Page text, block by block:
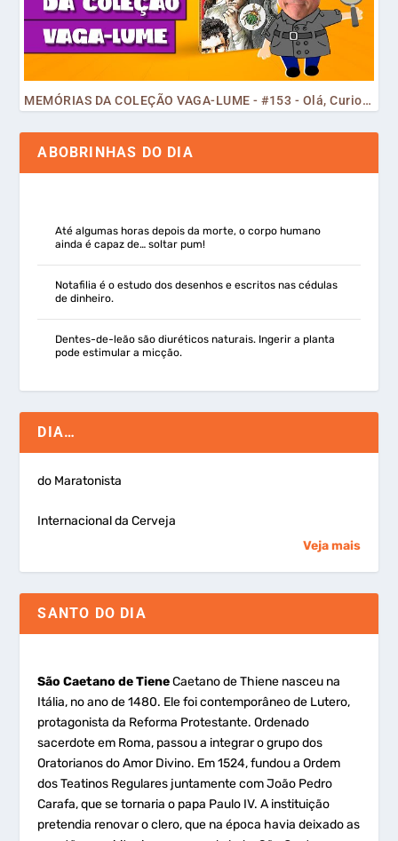
MEMÓRIAS DA COLEÇÃO VAGA-LUME - #153 - Olá, Curiosos! 2023
ABOBRINHAS DO DIA
Até algumas horas depois da morte, o corpo humano
ainda é capaz de… soltar pum!
Notafilia é o estudo dos desenhos e escritos nas cédulas
de dinheiro.
Dentes-de-leão são diuréticos naturais. Ingerir a planta
pode estimular a micção.
DIA…
do Maratonista
Internacional da Cerveja
Veja mais
SANTO DO DIA
São Caetano de TieneCaetano de Thiene nasceu na
Itália, no ano de 1480. Ele foi contemporâneo de Lutero,
protagonista da Reforma Protestante. Ordenado
sacerdote em Roma, passou a integrar o grupo dos
Oratorianos do Amor Divino. Em 1524, fundou a Ordem
dos Teatinos Regulares juntamente com João Pedro
Carafa, que se tornaria o papa Paulo IV. A instituição
pretendia renovar o clero, que na época havia deixado as